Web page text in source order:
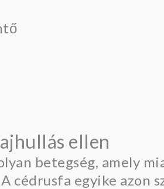
ellen
betegség, amely
cédrusfa egyike